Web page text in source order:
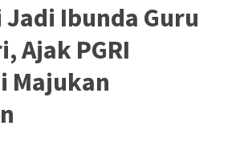
Jadi Ibunda Guru
Ajak PGRI
Majukan